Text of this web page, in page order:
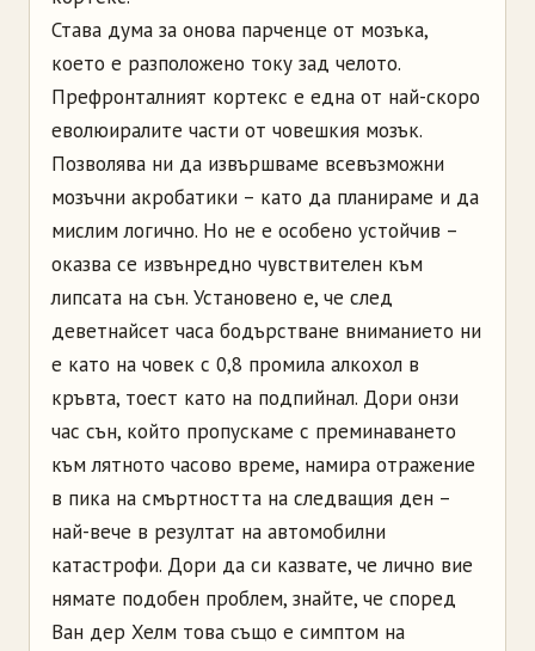
Става дума за онова парченце от мозъка,
което е разположено току зад челото.
Префронталният кортекс е една от най-скоро
еволюиралите части от човешкия мозък.
Позволява ни да извършваме всевъзможни
мозъчни акробатики – като да планираме и да
мислим логично. Но не е особено устойчив –
оказва се извънредно чувствителен към
липсата на сън. Установено е, че след
деветнайсет часа бодърстване вниманието ни
е като на човек с 0,8 промила алкохол в
кръвта, тоест като на подпийнал. Дори онзи
час сън, който пропускаме с преминаването
към лятното часово време, намира отражение
в пика на смъртността на следващия ден –
най-вече в резултат на автомобилни
катастрофи. Дори да си казвате, че лично вие
нямате подобен проблем, знайте, че според
Ван дер Хелм това също е симптом на